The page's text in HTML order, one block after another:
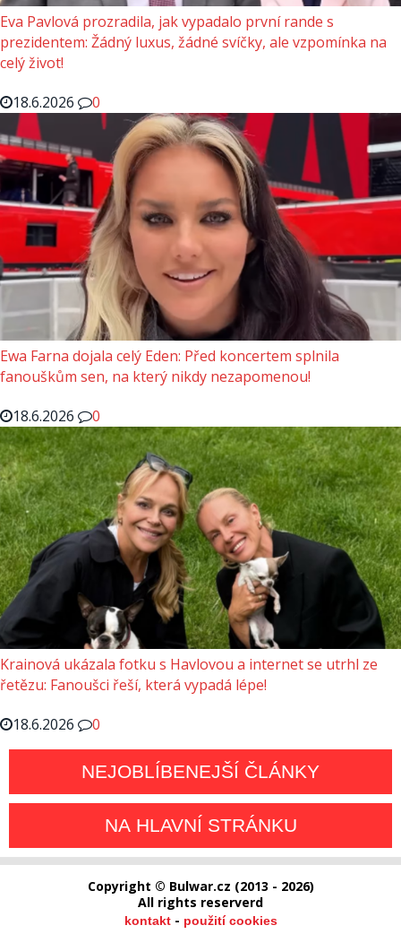
Eva Pavlová prozradila, jak vypadalo první rande s
prezidentem: Žádný luxus, žádné svíčky, ale vzpomínka na
celý život!
18.6.2026
0
Ewa Farna dojala celý Eden: Před koncertem splnila
fanouškům sen, na který nikdy nezapomenou!
18.6.2026
0
Krainová ukázala fotku s Havlovou a internet se utrhl ze
řetězu: Fanoušci řeší, která vypadá lépe!
18.6.2026
0
NEJOBLÍBENEJŠÍ ČLÁNKY
NA HLAVNÍ STRÁNKU
Copyright © Bulwar.cz (2013 - 2026)
All rights reserverd
kontakt- použití cookies